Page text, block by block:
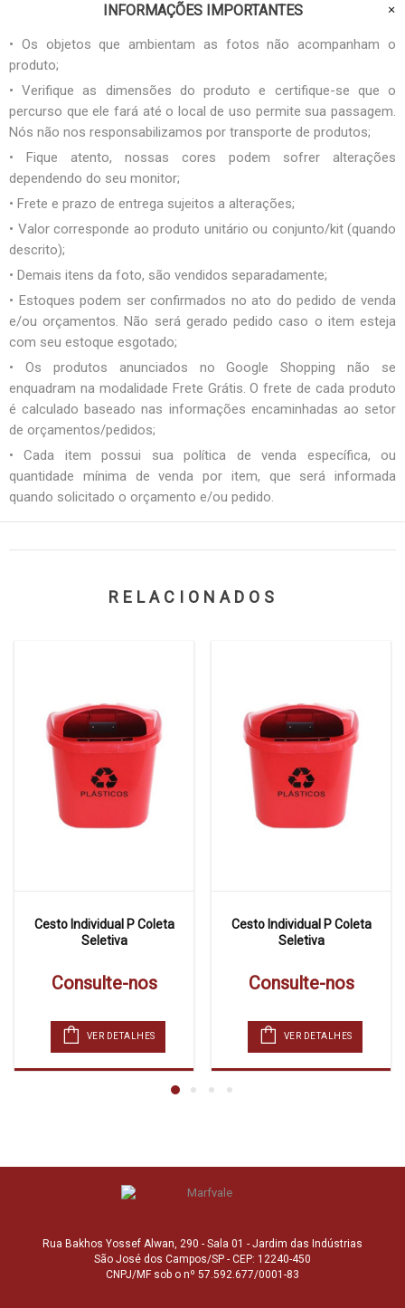
INFORMAÇÕES IMPORTANTES
• Os objetos que ambientam as fotos não acompanham o
produto;
• Verifique as dimensões do produto e certifique-se que o
percurso que ele fará até o local de uso permite sua passagem.
Nós não nos responsabilizamos por transporte de produtos;
• Fique atento, nossas cores podem sofrer alterações
dependendo do seu monitor;
• Frete e prazo de entrega sujeitos a alterações;
• Valor corresponde ao produto unitário ou conjunto/kit (quando
descrito);
• Demais itens da foto, são vendidos separadamente;
• Estoques podem ser confirmados no ato do pedido de venda
e/ou orçamentos. Não será gerado pedido caso o item esteja
com seu estoque esgotado;
• Os produtos anunciados no Google Shopping não se
enquadram na modalidade Frete Grátis. O frete de cada produto
é calculado baseado nas informações encaminhadas ao setor
de orçamentos/pedidos;
• Cada item possui sua política de venda específica, ou
quantidade mínima de venda por item, que será informada
quando solicitado o orçamento e/ou pedido.
RELACIONADOS
Cesto Individual P Coleta
Seletiva
Consulte-nos
VER DETALHES
Cesto Individual P Coleta
Seletiva
Consulte-nos
VER DETALHES
Rua Bakhos Yossef Alwan, 290 - Sala 01 - Jardim das Indústrias
São José dos Campos/SP - CEP: 12240-450
CNPJ/MF sob o nº 57.592.677/0001-83